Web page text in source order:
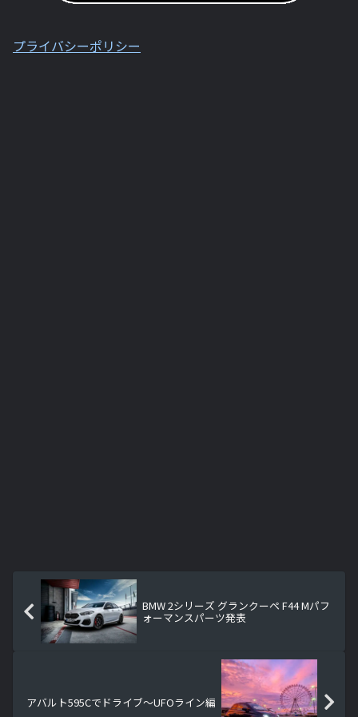
プライバシーポリシー
BMW 2シリーズ グランクーペ F44 Mパフ
ォーマンスパーツ発表
アバルト595Cでドライブ～UFOライン編